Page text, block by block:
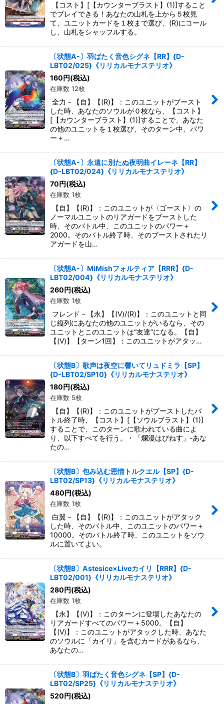
【コスト】[【カウンターブラスト】(1)]すること
でプレイできる！あなたの山札を上から５枚見
て、ユニットカードを１枚まで選び、(R)にコール
し、山札をシャッフルする。
〔状態A-〕羽ばたく音色シグネ【RR】{D-
LBT02/025}《リリカルモナステリオ》
160円(税込)
在庫数 12枚
全力－【自】【(R)】：このユニットがブースト
した時、あなたのソウルが０枚なら、【コスト】
[【カウンターブラスト】(1)]することで、あなた
の他のユニットを１枚選び、そのターン中、パワ
ー＋…
〔状態A-〕永遠に別たぬ夜明曲イレーネ【RR】
{D-LBT02/024}《リリカルモナステリオ》
70円(税込)
在庫数 1枚
【自】【(R)】：このユニットが〈ゴースト〉の
ノーマルユニットのリアガードをブーストした
時、そのバトル中、このユニットのパワー＋
2000。そのバトル終了時、そのブーストされたリ
アガードを山…
〔状態A-〕MiMishフォルティア【RRR】{D-
LBT02/004}《リリカルモナステリオ》
260円(税込)
在庫数 1枚
フレンド－【永】【(V)/(R)】：このユニットと同
じ縦列にあなたの他のユニットがいるなら、その
ユニットとこのユニットは“友達”になる。【自】
【(V)】【ターン1回】：このユニットがアタッ…
〔状態B〕歌声は夜空に響いてリュドミラ【SP】
{D-LBT02/SP10}《リリカルモナステリオ》
180円(税込)
在庫数 5枚
【自】【(R)】：このユニットがブーストしたバ
トル終了時、【コスト】[【ソウルブラスト】(1)]
することで、このターンに歌われている曲によ
り、以下すべてを行う。・「爛漫はぴねす」‐あな
たの…
〔状態B〕包み込む恩情トルクエル【SP】{D-
LBT02/SP13}《リリカルモナステリオ》
480円(税込)
在庫数 1枚
白翼－【自】【(R)】：このユニットがアタック
した時、そのバトル中、このユニットのパワー＋
10000。そのバトル終了時、このユニットをソウ
ルに置いてよい。
〔状態B〕Astesice×Liveカイリ【RRR】{D-
LBT02/001}《リリカルモナステリオ》
280円(税込)
在庫数 1枚
【永】【(V)】：このターンに登場したあなたの
リアガードすべてのパワー＋5000。【自】
【(V)】：このユニットがアタックした時、あなた
のソウルに「カイリ」を含むカードがあるなら、
あなたの…
〔状態B〕羽ばたく音色シグネ【SP】{D-
LBT02/SP25}《リリカルモナステリオ》
520円(税込)